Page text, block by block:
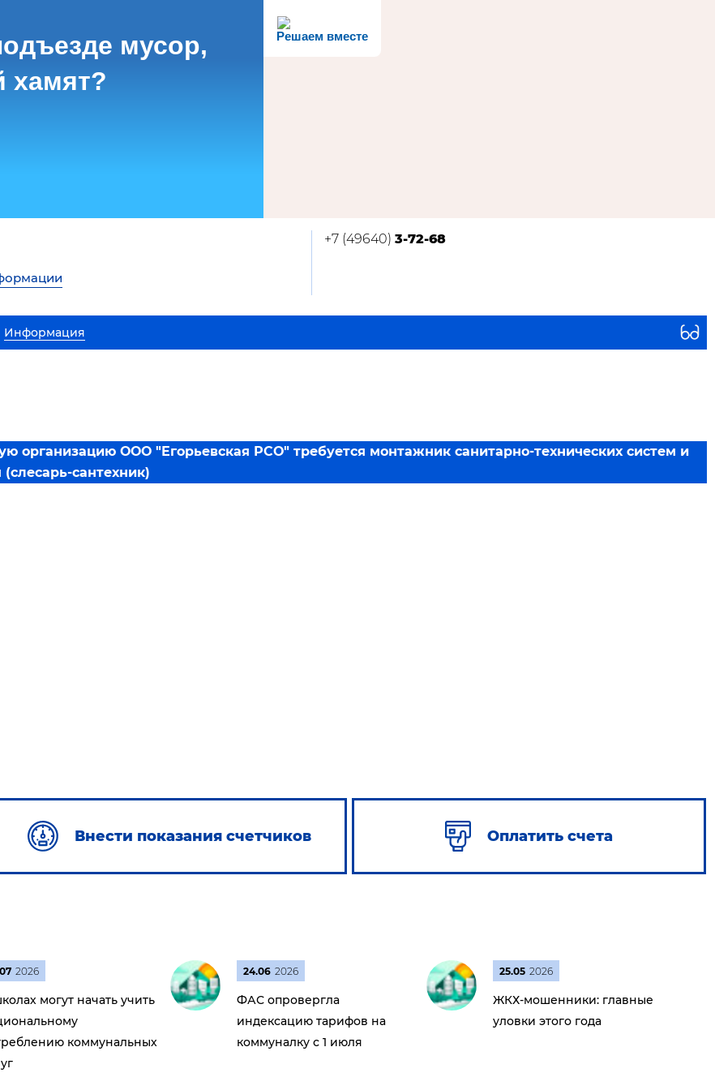
Решаем вместе
мусор,
хамят?
+7 (49640) 3-72-68
Информация
организацию ООО "Егорьевская РСО" требуется монтажник санитарно-технических систем и
сантехник)
Внести показания счетчиков Оплатить счета
2026
могут начать учить
коммунальных
24.06 2026
ФАС опровергла
индексацию тарифов на
коммуналку с 1 июля
25.05 2026
ЖКХ-мошенники: главные
уловки этого года